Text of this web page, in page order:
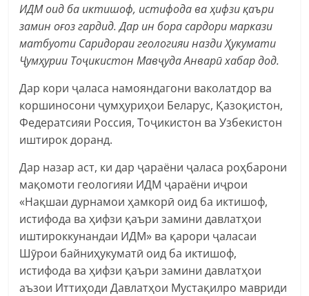
ИДМ оид ба иктишоф, истифода ва ҳифзи қаъри
замин оғоз гардид. Дар ин бора сардори маркази
матбуоти Саридораи геологияи назди Ҳукумати
Ҷумҳурии Тоҷикистон Мавҷуда Анварӣ хабар дод.
Дар кори ҷаласа намояндагони ваколатдор ва
коршиносони ҷумҳуриҳои Беларус, Қазоқистон,
Федератсияи Россия, Тоҷикистон ва Узбекистон
иштирок доранд.
Дар назар аст, ки дар ҷараёни ҷаласа роҳбарони
мақомоти геологияи ИДМ ҷараёни иҷрои
«Нақшаи дурнамои ҳамкорӣ оид ба иктишоф,
истифода ва ҳифзи қаъри замини давлатҳои
иштироккунандаи ИДМ» ва қарори ҷаласаи
Шӯрои байниҳукуматӣ оид ба иктишоф,
истифода ва ҳифзи қаъри замини давлатҳои
аъзои Иттиҳоди Давлатҳои Мустақилро мавриди